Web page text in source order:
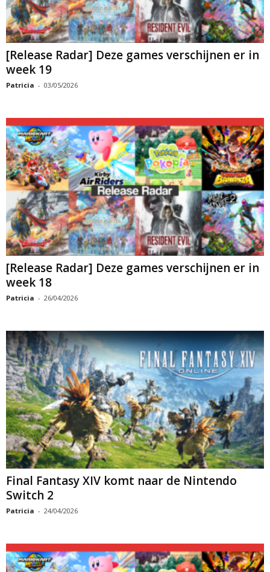
[Release Radar] Deze games verschijnen er in
week 19
Patricia - 03/05/2026
[Release Radar] Deze games verschijnen er in
week 18
Patricia - 26/04/2026
Final Fantasy XIV komt naar de Nintendo
Switch 2
Patricia - 24/04/2026